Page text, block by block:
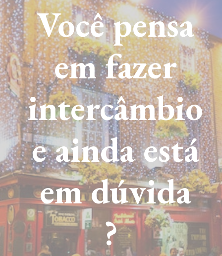
Você pensa
em fazer
intercâmbio
e ainda está
em dúvida
?